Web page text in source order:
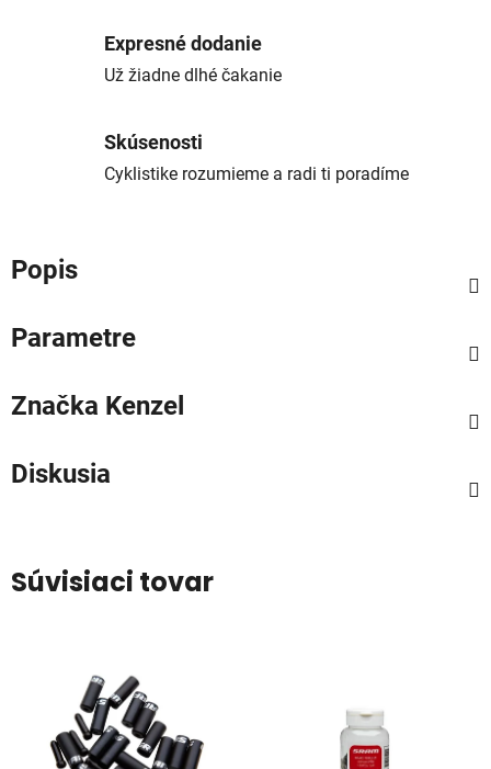
Expresné dodanie
Už žiadne dlhé čakanie
Skúsenosti
Cyklistike rozumieme a radi ti poradíme
Popis
Parametre
Značka Kenzel
Diskusia
Súvisiaci tovar